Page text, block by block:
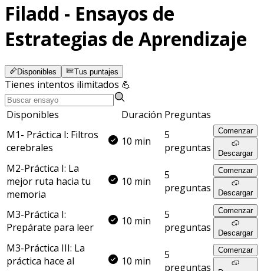
Filadd - Ensayos de
Estrategias de Aprendizaje
Disponibles Tus puntajes
Tienes intentos ilimitados 💪
Disponibles Duración Preguntas
M1- Práctica I: Filtros
cerebrales
10 min
5
preguntas
Comenzar
Descargar
M2-Práctica I: La
mejor ruta hacia tu
memoria
10 min
5
preguntas
Comenzar
Descargar
M3-Práctica I:
Prepárate para leer
10 min
5
preguntas
Comenzar
Descargar
M3-Práctica III: La
práctica hace al
10 min
5
preguntas
Comenzar